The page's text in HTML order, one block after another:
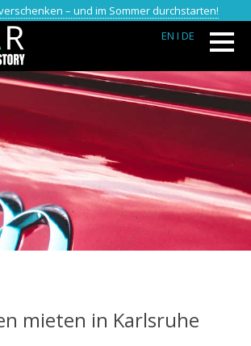
– und im Sommer durchstarten!
EN I DE
mieten in Karlsruhe